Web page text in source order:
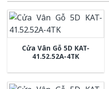
Cửa Vân Gỗ 5D KAT-
41.52.52A-4TK